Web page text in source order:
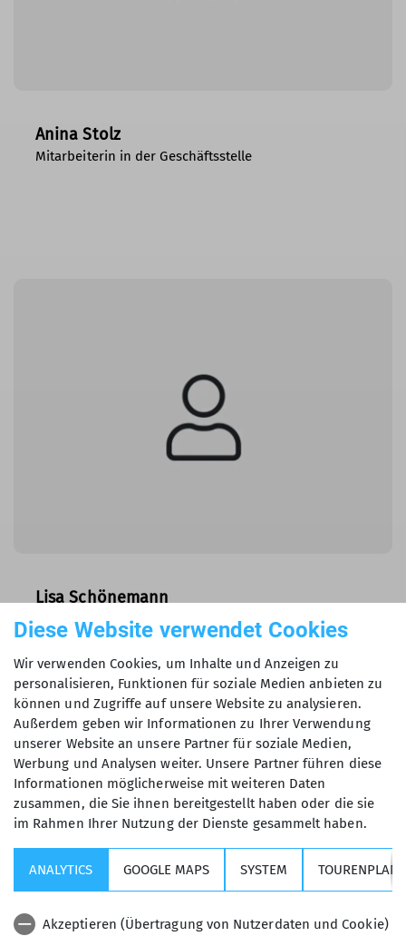
Anina Stolz
Mitarbeiterin in der Geschäftsstelle
Lisa Schönemann
Mitarbeiterin in der Geschäftsstelle
Kurse, Touren & Veranstaltungen
Sektion USC
Diese Website verwendet Cookies
Wir verwenden Cookies, um Inhalte und Anzeigen zu
personalisieren, Funktionen für soziale Medien anbieten zu
können und Zugriffe auf unsere Website zu analysieren.
Außerdem geben wir Informationen zu Ihrer Verwendung
unserer Website an unsere Partner für soziale Medien,
Werbung und Analysen weiter. Unsere Partner führen diese
Informationen möglicherweise mit weiteren Daten
zusammen, die Sie ihnen bereitgestellt haben oder die sie
im Rahmen Ihrer Nutzung der Dienste gesammelt haben.
ANALYTICS GOOGLE MAPS SYSTEM
Akzeptieren (Übertragung von Nutzerdaten und Cookie)